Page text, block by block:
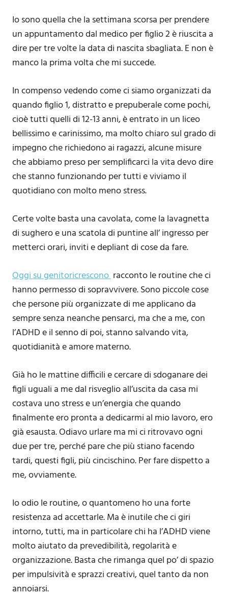
Io sono quella che la settimana scorsa per prendere
un appuntamento dal medico per figlio 2 è riuscita a
dire per tre volte la data di nascita sbagliata. E non è
manco la prima volta che mi succede.
In compenso vedendo come ci siamo organizzati da
quando figlio 1, distratto e prepuberale come pochi,
cioè tutti quelli di 12-13 anni, è entrato in un liceo
bellissimo e carinissimo, ma molto chiaro sul grado di
impegno che richiedono ai ragazzi, alcune misure
che abbiamo preso per semplificarci la vita devo dire
che stanno funzionando per tutti e viviamo il
quotidiano con molto meno stress.
Certe volte basta una cavolata, come la lavagnetta
di sughero e una scatola di puntine all’ ingresso per
metterci orari, inviti e depliant di cose da fare.
Oggi su genitoricresconoracconto le routine che ci
hanno permesso di sopravvivere. Sono piccole cose
che persone più organizzate di me applicano da
sempre senza neanche pensarci, ma che a me, con
l’ADHD e il senno di poi, stanno salvando vita,
quotidianità e amore materno.
Già ho le mattine difficili e cercare di sdoganare dei
figli uguali a me dal risveglio all’uscita da casa mi
costava uno stress e un’energia che quando
finalmente ero pronta a dedicarmi al mio lavoro, ero
già esausta. Odiavo urlare ma mi ci ritrovavo ogni
due per tre, perché pare che più stiano facendo
tardi, questi figli, più cincischino. Per fare dispetto a
me, ovviamente.
Io odio le routine, o quantomeno ho una forte
resistenza ad accettarle. Ma è inutile che ci giri
intorno, tutti, ma in particolare chi ha l’ADHD viene
molto aiutato da prevedibilità, regolarità e
organizzazione. Basta che rimanga quel po’ di spazio
per impulsività e sprazzi creativi, quel tanto da non
annoiarsi.